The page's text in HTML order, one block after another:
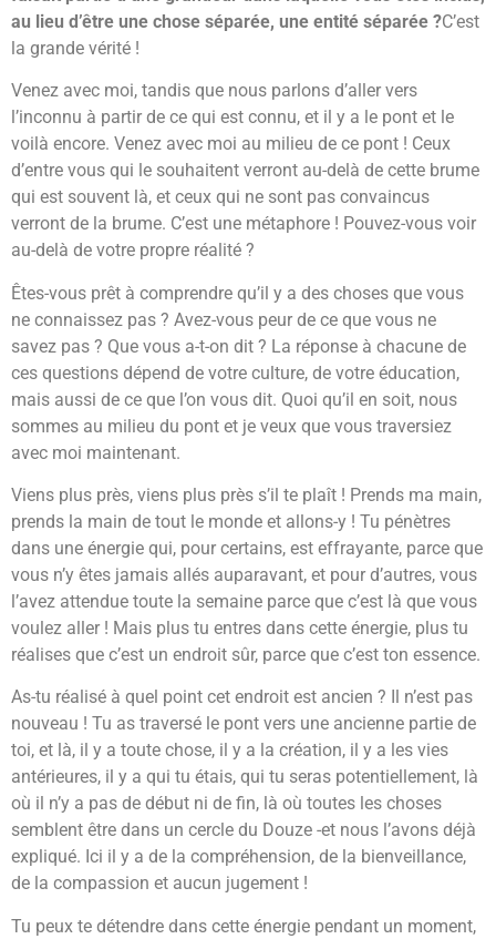
au lieu d’être une chose séparée, une entité séparée ?C’est
la grande vérité !
Venez avec moi, tandis que nous parlons d’aller vers
l’inconnu à partir de ce qui est connu, et il y a le pont et le
voilà encore. Venez avec moi au milieu de ce pont ! Ceux
d’entre vous qui le souhaitent verront au-delà de cette brume
qui est souvent là, et ceux qui ne sont pas convaincus
verront de la brume. C’est une métaphore ! Pouvez-vous voir
au-delà de votre propre réalité ?
Êtes-vous prêt à comprendre qu’il y a des choses que vous
ne connaissez pas ? Avez-vous peur de ce que vous ne
savez pas ? Que vous a-t-on dit ? La réponse à chacune de
ces questions dépend de votre culture, de votre éducation,
mais aussi de ce que l’on vous dit. Quoi qu’il en soit, nous
sommes au milieu du pont et je veux que vous traversiez
avec moi maintenant.
Viens plus près, viens plus près s’il te plaît ! Prends ma main,
prends la main de tout le monde et allons-y ! Tu pénètres
dans une énergie qui, pour certains, est effrayante, parce que
vous n’y êtes jamais allés auparavant, et pour d’autres, vous
l’avez attendue toute la semaine parce que c’est là que vous
voulez aller ! Mais plus tu entres dans cette énergie, plus tu
réalises que c’est un endroit sûr, parce que c’est ton essence.
As-tu réalisé à quel point cet endroit est ancien ? Il n’est pas
nouveau ! Tu as traversé le pont vers une ancienne partie de
toi, et là, il y a toute chose, il y a la création, il y a les vies
antérieures, il y a qui tu étais, qui tu seras potentiellement, là
où il n’y a pas de début ni de fin, là où toutes les choses
semblent être dans un cercle du Douze -et nous l’avons déjà
expliqué. Ici il y a de la compréhension, de la bienveillance,
de la compassion et aucun jugement !
Tu peux te détendre dans cette énergie pendant un moment,